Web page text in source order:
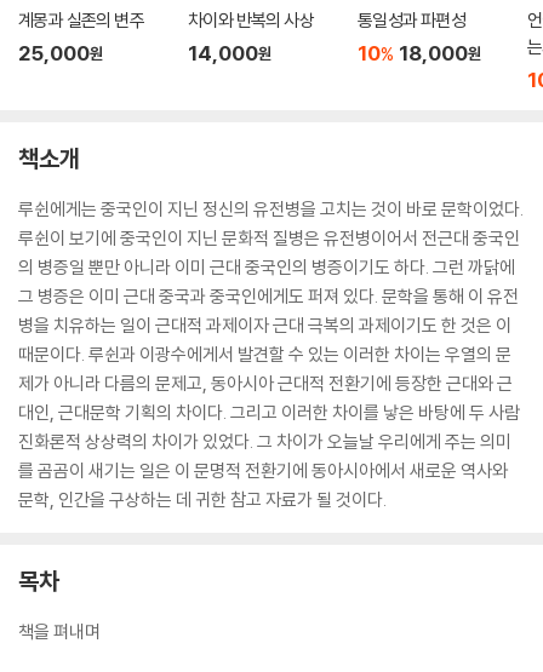
계몽과 실존의 변주
25,000원
차이와 반복의 사상
14,000원
통일성과 파편성
10% 18,000원
책소개
루쉰에게는 중국인이 지닌 정신의 유전병을 고치는 것이 바로 문학이었다.
루쉰이 보기에 중국인이 지닌 문화적 질병은 유전병이어서 전근대 중국인
의 병증일 뿐만 아니라 이미 근대 중국인의 병증이기도 하다. 그런 까닭에
그 병증은 이미 근대 중국과 중국인에게도 퍼져 있다. 문학을 통해 이 유전
병을 치유하는 일이 근대적 과제이자 근대 극복의 과제이기도 한 것은 이
때문이다. 루쉰과 이광수에게서 발견할 수 있는 이러한 차이는 우열의 문
제가 아니라 다름의 문제고, 동아시아 근대적 전환기에 등장한 근대와 근
대인, 근대문학 기획의 차이다. 그리고 이러한 차이를 낳은 바탕에 두 사람
진화론적 상상력의 차이가 있었다. 그 차이가 오늘날 우리에게 주는 의미
를 곰곰이 새기는 일은 이 문명적 전환기에 동아시아에서 새로운 역사와
문학, 인간을 구상하는 데 귀한 참고 자료가 될 것이다.
목차
책을 펴내며